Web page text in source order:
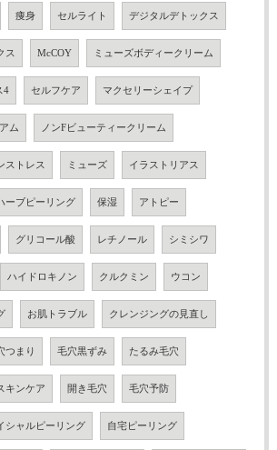
痩身 セルライト デジタルデトックス
ス McCOY ミューズボディークリーム
4 セルフケア マクセリーシェイプ
ム ノンFビューティークリーム
ストレス ミューズ イラストリアス
ーブピーリング 保湿 アトピー
グリコール酸 レチノール シミシワ
ハイドロキノン クルクミン ウコン
お肌トラブル クレンジングの見直し
つまり 毛穴黒ずみ たるみ毛穴
キンケア 開き毛穴 毛穴予防
シャルピーリング 自宅ピーリング